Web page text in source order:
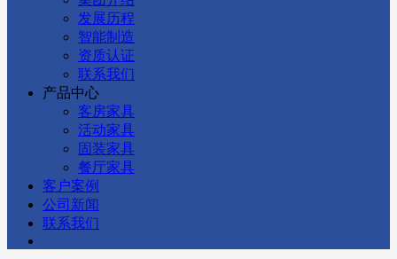
发展历程
智能制造
资质认证
联系我们
产品中心
客房家具
活动家具
固装家具
餐厅家具
客户案例
公司新闻
联系我们